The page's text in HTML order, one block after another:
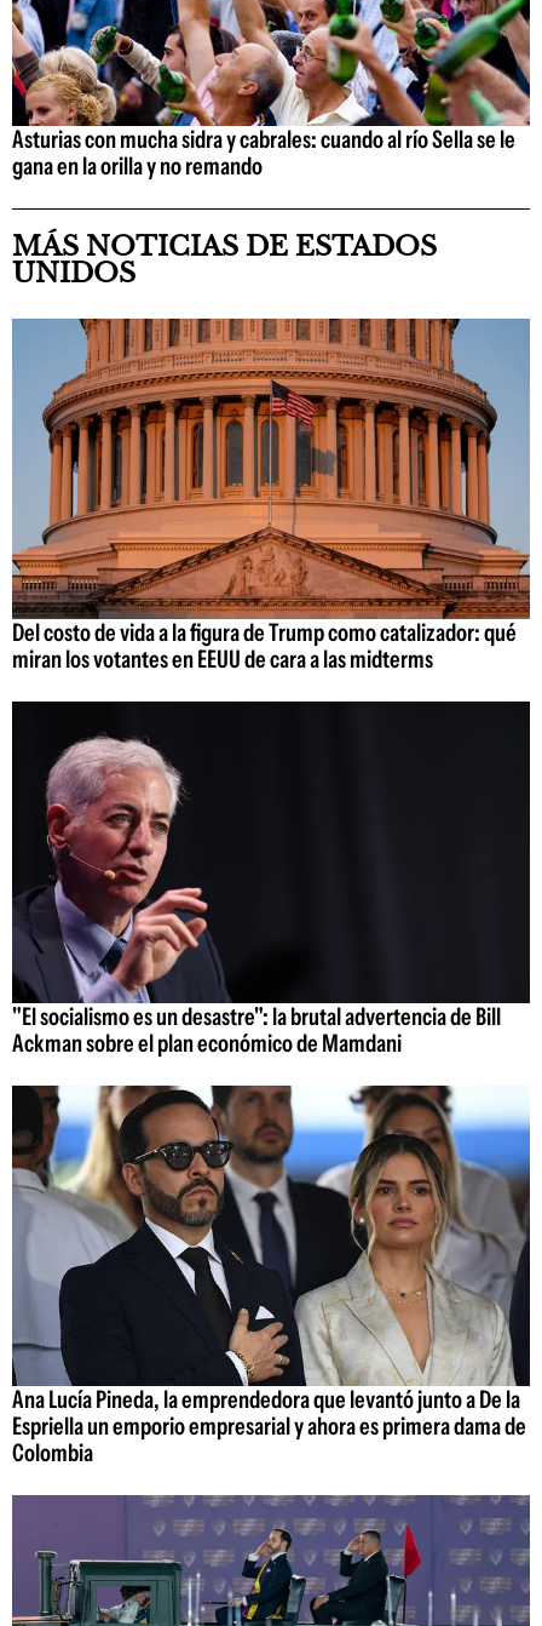
Asturias con mucha sidra y cabrales: cuando al río Sella se le
gana en la orilla y no remando
MÁS NOTICIAS DE ESTADOS
UNIDOS
Del costo de vida a la figura de Trump como catalizador: qué
miran los votantes en EEUU de cara a las midterms
"El socialismo es un desastre": la brutal advertencia de Bill
Ackman sobre el plan económico de Mamdani
Ana Lucía Pineda, la emprendedora que levantó junto a De la
Espriella un emporio empresarial y ahora es primera dama de
Colombia